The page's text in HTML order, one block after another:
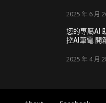
2025 年 6 月
您的專屬AI
控AI筆電 開
2025 年 4 月